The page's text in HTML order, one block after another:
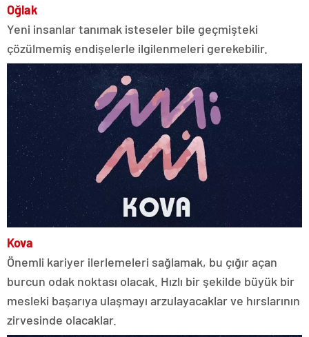
Oğlak
Yeni insanlar tanımak isteseler bile geçmişteki
çözülmemiş endişelerle ilgilenmeleri gerekebilir.
Kova
Önemli kariyer ilerlemeleri sağlamak, bu çığır açan
burcun odak noktası olacak. Hızlı bir şekilde büyük bir
mesleki başarıya ulaşmayı arzulayacaklar ve hırslarının
zirvesinde olacaklar.